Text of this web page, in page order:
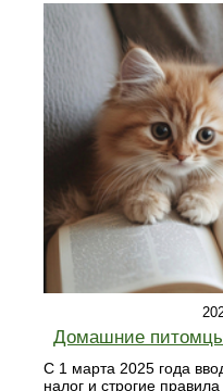
Домашние
С 1 марта 2025 года
налог и строгие